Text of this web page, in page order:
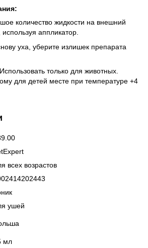
количество жидкости на внешний
аппликатор.
уха, уберите излишек препарата
Использовать только для животных.
для детей месте при температуре +4
всех возрастов
ушей
мл